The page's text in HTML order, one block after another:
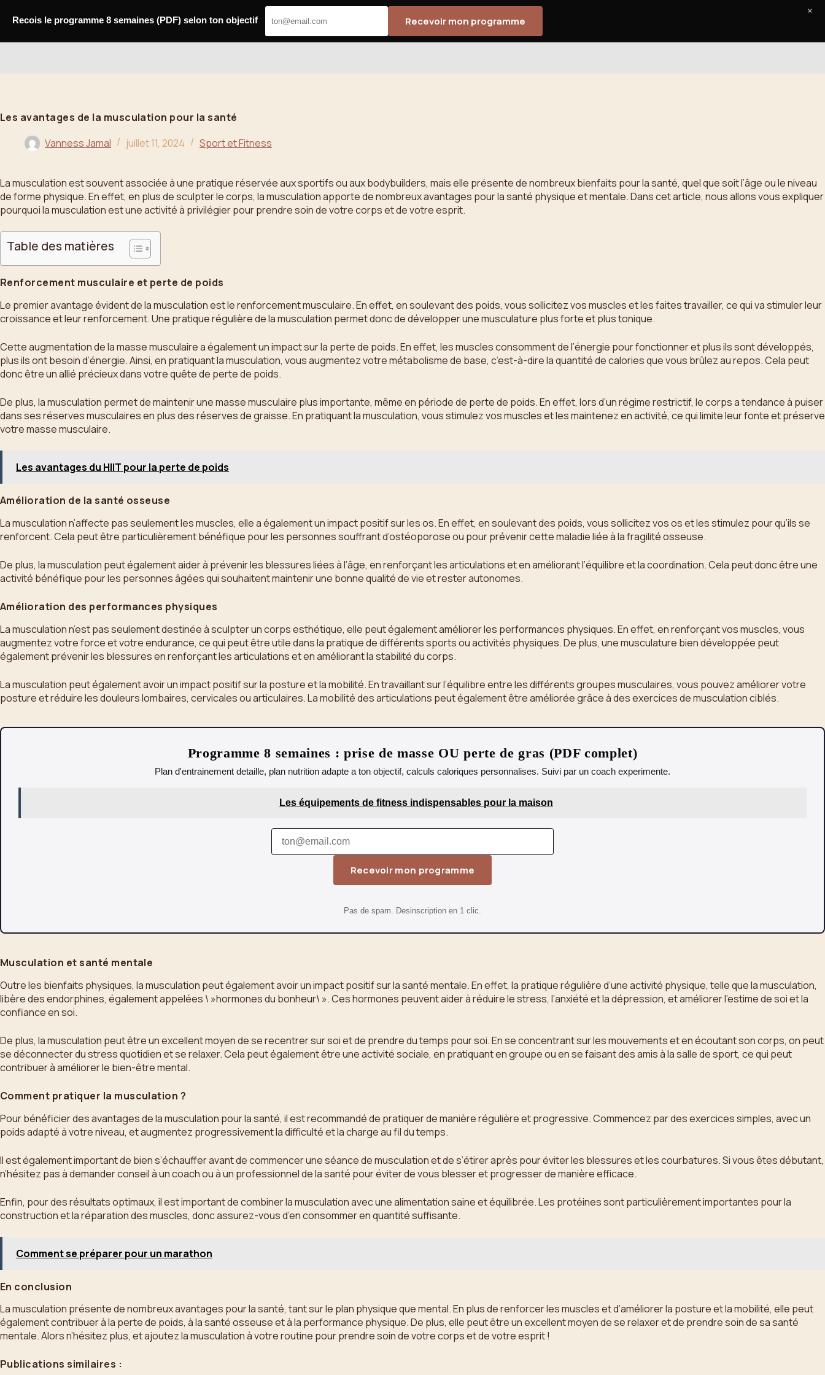
Les avantages de la musculation pour la santé
Vanness Jamal
juillet 11, 2024 Sport et Fitness
La musculation est souvent associée à une pratique réservée aux sportifs ou aux bodybuilders, mais elle présente de nombreux bienfaits pour la santé, quel que soit l’âge ou le niveau
de forme physique. En effet, en plus de sculpter le corps, la musculation apporte de nombreux avantages pour la santé physique et mentale. Dans cet article, nous allons vous expliquer
pourquoi la musculation est une activité à privilégier pour prendre soin de votre corps et de votre esprit.
Table des matières
Renforcement musculaire et perte de poids
Le premier avantage évident de la musculation est le renforcement musculaire. En effet, en soulevant des poids, vous sollicitez vos muscles et les faites travailler, ce qui va stimuler leur
croissance et leur renforcement. Une pratique régulière de la musculation permet donc de développer une musculature plus forte et plus tonique.
Cette augmentation de la masse musculaire a également un impact sur la perte de poids. En effet, les muscles consomment de l’énergie pour fonctionner et plus ils sont développés,
plus ils ont besoin d’énergie. Ainsi, en pratiquant la musculation, vous augmentez votre métabolisme de base, c’est-à-dire la quantité de calories que vous brûlez au repos. Cela peut
donc être un allié précieux dans votre quête de perte de poids.
De plus, la musculation permet de maintenir une masse musculaire plus importante, même en période de perte de poids. En effet, lors d’un régime restrictif, le corps a tendance à puiser
dans ses réserves musculaires en plus des réserves de graisse. En pratiquant la musculation, vous stimulez vos muscles et les maintenez en activité, ce qui limite leur fonte et préserve
votre masse musculaire.
Les avantages du HIIT pour la perte de poids
Amélioration de la santé osseuse
La musculation n’affecte pas seulement les muscles, elle a également un impact positif sur les os. En effet, en soulevant des poids, vous sollicitez vos os et les stimulez pour qu’ils se
renforcent. Cela peut être particulièrement bénéfique pour les personnes souffrant d’ostéoporose ou pour prévenir cette maladie liée à la fragilité osseuse.
De plus, la musculation peut également aider à prévenir les blessures liées à l’âge, en renforçant les articulations et en améliorant l’équilibre et la coordination. Cela peut donc être une
activité bénéfique pour les personnes âgées qui souhaitent maintenir une bonne qualité de vie et rester autonomes.
Amélioration des performances physiques
La musculation n’est pas seulement destinée à sculpter un corps esthétique, elle peut également améliorer les performances physiques. En effet, en renforçant vos muscles, vous
augmentez votre force et votre endurance, ce qui peut être utile dans la pratique de différents sports ou activités physiques. De plus, une musculature bien développée peut
également prévenir les blessures en renforçant les articulations et en améliorant la stabilité du corps.
La musculation peut également avoir un impact positif sur la posture et la mobilité. En travaillant sur l’équilibre entre les différents groupes musculaires, vous pouvez améliorer votre
posture et réduire les douleurs lombaires, cervicales ou articulaires. La mobilité des articulations peut également être améliorée grâce à des exercices de musculation ciblés.
Programme 8 semaines : prise de masse OU perte de gras (PDF complet)
Plan d'entrainement detaille, plan nutrition adapte a ton objectif, calculs caloriques personnalises. Suivi par un coach experimente.
Les équipements de fitness indispensables pour la maison
Recevoir mon programme
Pas de spam. Desinscription en 1 clic.
Musculation et santé mentale
Outre les bienfaits physiques, la musculation peut également avoir un impact positif sur la santé mentale. En effet, la pratique régulière d’une activité physique, telle que la musculation,
libère des endorphines, également appelées \ »hormones du bonheur\ ». Ces hormones peuvent aider à réduire le stress, l’anxiété et la dépression, et améliorer l’estime de soi et la
confiance en soi.
De plus, la musculation peut être un excellent moyen de se recentrer sur soi et de prendre du temps pour soi. En se concentrant sur les mouvements et en écoutant son corps, on peut
se déconnecter du stress quotidien et se relaxer. Cela peut également être une activité sociale, en pratiquant en groupe ou en se faisant des amis à la salle de sport, ce qui peut
contribuer à améliorer le bien-être mental.
Comment pratiquer la musculation ?
Pour bénéficier des avantages de la musculation pour la santé, il est recommandé de pratiquer de manière régulière et progressive. Commencez par des exercices simples, avec un
poids adapté à votre niveau, et augmentez progressivement la difficulté et la charge au fil du temps.
Il est également important de bien s’échauffer avant de commencer une séance de musculation et de s’étirer après pour éviter les blessures et les courbatures. Si vous êtes débutant,
n’hésitez pas à demander conseil à un coach ou à un professionnel de la santé pour éviter de vous blesser et progresser de manière efficace.
Enfin, pour des résultats optimaux, il est important de combiner la musculation avec une alimentation saine et équilibrée. Les protéines sont particulièrement importantes pour la
construction et la réparation des muscles, donc assurez-vous d’en consommer en quantité suffisante.
Comment se préparer pour un marathon
En conclusion
La musculation présente de nombreux avantages pour la santé, tant sur le plan physique que mental. En plus de renforcer les muscles et d’améliorer la posture et la mobilité, elle peut
également contribuer à la perte de poids, à la santé osseuse et à la performance physique. De plus, elle peut être un excellent moyen de se relaxer et de prendre soin de sa santé
mentale. Alors n’hésitez plus, et ajoutez la musculation à votre routine pour prendre soin de votre corps et de votre esprit !
Publications similaires :
Recois le programme 8 semaines (PDF) selon ton objectif Recevoir mon programme
×